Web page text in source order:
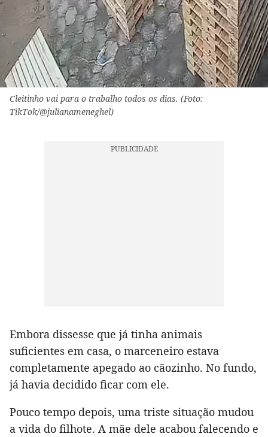
Cleitinho vai para o trabalho todos os dias. (Foto:
TikTok/@julianameneghel)
Embora dissesse que já tinha animais
suficientes em casa, o marceneiro estava
completamente apegado ao cãozinho. No fundo,
já havia decidido ficar com ele.
Pouco tempo depois, uma triste situação mudou
a vida do filhote. A mãe dele acabou falecendo e